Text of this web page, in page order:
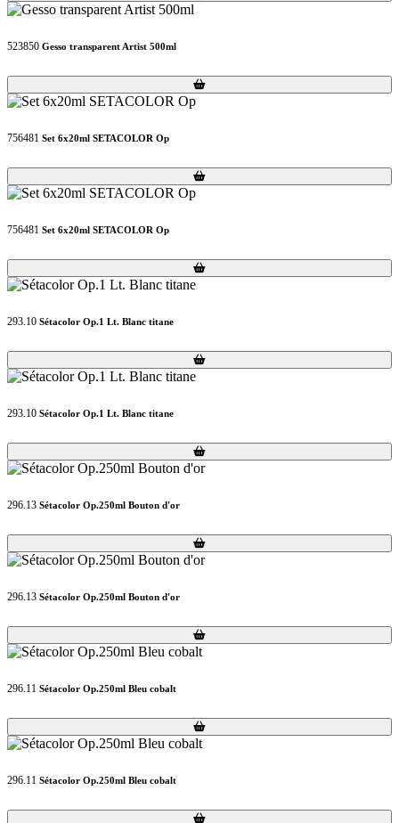
523850 Gesso transparent Artist 500ml
Loading...
Loading...
756481 Set 6x20ml SETACOLOR Op
Loading...
Loading...
756481 Set 6x20ml SETACOLOR Op
Loading...
Loading...
293.10 Sétacolor Op.1 Lt. Blanc titane
Loading...
Loading...
293.10 Sétacolor Op.1 Lt. Blanc titane
Loading...
Loading...
296.13 Sétacolor Op.250ml Bouton d'or
Loading...
Loading...
296.13 Sétacolor Op.250ml Bouton d'or
Loading...
Loading...
296.11 Sétacolor Op.250ml Bleu cobalt
Loading...
Loading...
296.11 Sétacolor Op.250ml Bleu cobalt
Loading...
Loading...